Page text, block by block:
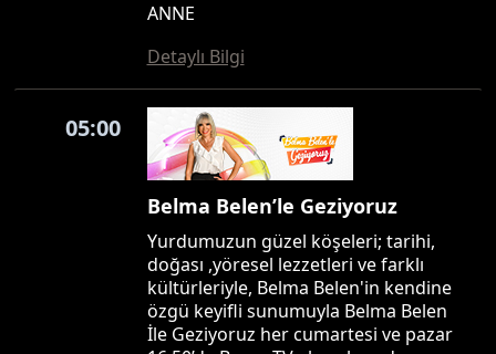
ANNE
Detaylı Bilgi
05:00
Belma Belen’le Geziyoruz
Yurdumuzun güzel köşeleri; tarihi,
doğası ,yöresel lezzetleri ve farklı
kültürleriyle, Belma Belen'in kendine
özgü keyifli sunumuyla Belma Belen
İle Geziyoruz her cumartesi ve pazar